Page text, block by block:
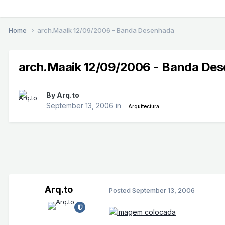
Home arch.Maaik 12/09/2006 - Banda Desenhada
arch.Maaik 12/09/2006 - Banda
By Arq.to
September 13, 2006 in Arquitectura
Arq.to Posted September 13, 2006